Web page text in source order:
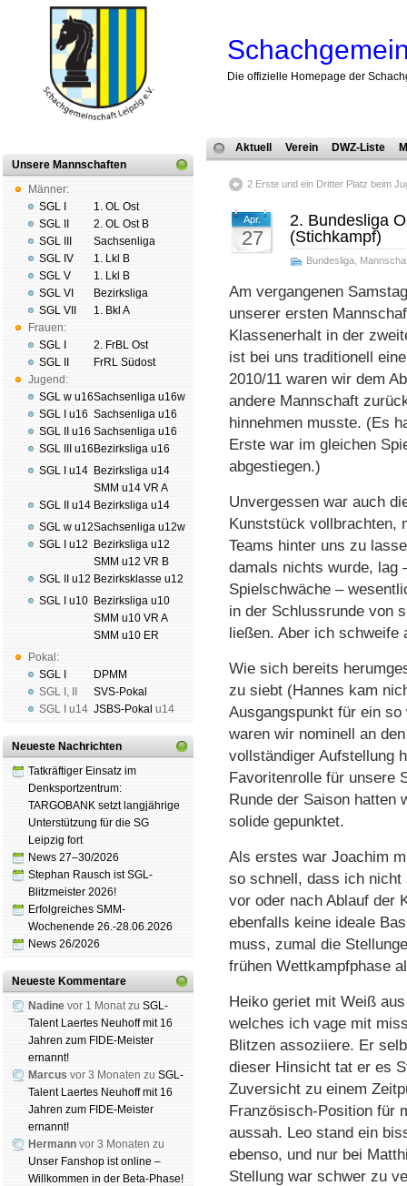
Die offizielle Homepage der
Unsere Mannschaften
Männer:
SGL I
SGL II
SGL III
SGL IV
SGL V
SGL VI
SGL VII
Frauen:
SGL I
SGL II
Jugend:
SGL w u16
SGL I u16
SGL II u16
SGL III u16
SGL I u14
SGL II u14
SGL w u12
SGL I u12
SGL II u12
SGL I u10
Pokal:
SGL I
SGL I ,
SGL I
u14
1. OL Ost
2. OL Ost B
Sachsenliga
1. Lkl B
1. Lkl B
Bezirksliga
1. Bkl A
2. FrBL Ost
FrRL Südost
Sachsenliga u16w
Sachsenliga u16
Sachsenliga u16
Bezirksliga u16
Bezirksliga u14
SMM u14 VR A
Bezirksliga u14
Sachsenliga u12w
Bezirksliga u12
SMM u12 VR B
Bezirksklasse u12
Bezirksliga u10
SMM u10 VR A
SMM u10 ER
DPMM
SVS-Pokal
JSBS-Pokal u14
Neueste Nachrichten
Tatkräftiger Einsatz im
Denksportzentrum:
TARGOBANK setzt langjährige
Unterstützung für die SG
Leipzig fort
News 27–30/2026
Stephan Rausch ist SGL-
Blitzmeister 2026!
Erfolgreiches SMM-
Wochenende 26.-28.06.2026
News 26/2026
Neueste Kommentare
Nadine vor 1 Monat zu SGL-
Talent Laertes Neuhoff mit 16
Jahren zum FIDE-Meister
ernannt!
Marcus vor 3 Monaten zu SGL-
Talent Laertes Neuhoff mit 16
Jahren zum FIDE-Meister
ernannt!
Hermann vor 3 Monaten zu
Unser Fanshop ist online –
Willkommen in der Beta-Phase!
Aktuell Verein DWZ-Liste
2 Erste und ein Dritter Platz beim
Apr.
27
2. Bundesliga
(Stichkampf)
Bundesliga
Am vergangenen
unserer ersten
Klassenerhalt in der
ist bei uns traditionell
2010/11 waren wir dem
andere Mannschaft
hinnehmen musste. (Es
Erste war im gleichen
abgestiegen.)
Unvergessen war auch
Kunststück vollbrachten,
Teams hinter uns zu
damals nichts wurde, lag
Spielschwäche –
in der Schlussrunde von
ließen. Aber ich schweife
Wie sich bereits
zu siebt (Hannes kam
Ausgangspunkt für ein
waren wir nominell an
vollständiger Aufstellung
Favoritenrolle für unsere
Runde der Saison hatten
solide gepunktet.
Als erstes war Joachim
so schnell, dass ich nicht
vor oder nach Ablauf der
ebenfalls keine ideale
muss, zumal die
frühen Wettkampfphase
Heiko geriet mit Weiß
welches ich vage mit
Blitzen assoziiere. Er
dieser Hinsicht tat er es
Zuversicht zu einem
Französisch-Position für
aussah. Leo stand ein
ebenso, und nur bei
Stellung war schwer zu